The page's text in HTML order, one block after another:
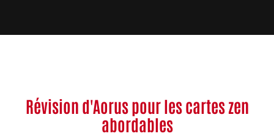
Révision d'Aorus pour les cartes zen
abordables